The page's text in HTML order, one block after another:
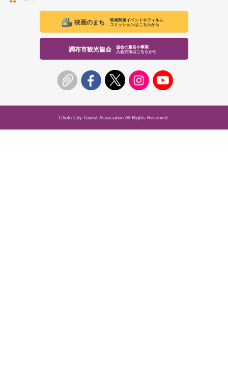
映画のまち
映画関連イベントやフィルム
コミッションはこちらから
調布市観光協会
協会の趣旨や事業
入会方法はこちらから
Chofu City Tourist Association All Rights Reserved.